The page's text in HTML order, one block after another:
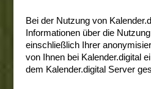
Bei der Nutzung von
Informationen über die
einschließlich Ihrer
von Ihnen bei Kalender.digital
dem Kalender.digital Server